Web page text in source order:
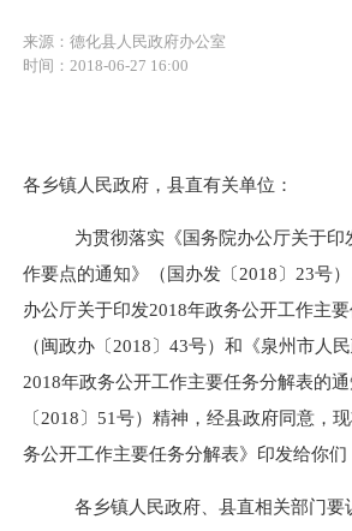
来源：德化县人民政府办公室
时间：2018-06-27 16:00
各乡镇人民政府，县直有关单位：
为贯彻落实《国务院办公厅关于印
作要点的通知》（国办发〔2018〕23号
办公厅关于印发2018年政务公开工作主要
（闽政办〔2018〕43号）和《泉州市人
2018年政务公开工作主要任务分解表的
〔2018〕51号）精神，经县政府同意，
务公开工作主要任务分解表》印发给你们
各乡镇人民政府、县直相关部门要